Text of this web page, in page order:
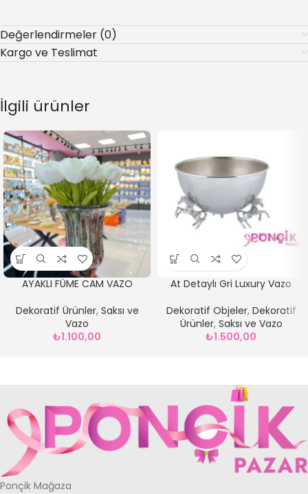
Değerlendirmeler (0)
Kargo ve Teslimat
İlgili ürünler
AYAKLI FÜME CAM VAZO
Dekoratif Ürünler, Saksı ve
Vazo
₺1.100,00
At Detaylı Gri Luxury Vazo
Dekoratif Objeler, Dekoratif
Ürünler, Saksı ve Vazo
₺1.500,00
Ponçik Mağaza